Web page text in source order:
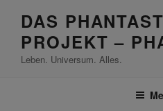
springen
DAS
PROJEKT –
Leben. Universum. Alles.